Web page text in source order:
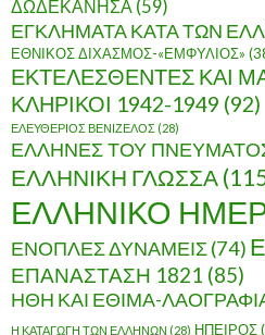
ΔΩΔΕΚΑΝΗΣΑ (59)
ΕΓΚΛΗΜΑΤΑ ΚΑΤΑ ΤΩΝ
ΕΘΝΙΚΟΣ ΔΙΧΑΣΜΟΣ-«ΕΜΦΥΛΙΟΣ»
ΕΚΤΕΛΕΣΘΕΝΤΕΣ ΚΑΙ
ΚΛΗΡΙΚΟΙ 1942-1949 (92)
ΕΛΕΥΘΕΡΙΟΣ ΒΕΝΙΖΕΛΟΣ (28)
ΕΛΛΗΝΕΣ ΤΟΥ
ΕΛΛΗΝΙΚΗ ΓΛΩΣΣΑ
ΕΛΛΗΝΙΚΟ
ΕΝΟΠΛΕΣ ΔΥΝΑΜΕΙΣ(74)
ΕΠΑΝΑΣΤΑΣΗ 1821 (85)
ΗΘΗ ΚΑΙ ΕΘΙΜΑ-
Η ΚΑΤΑΓΩΓΗ ΤΩΝ ΕΛΛΗΝΩΝ (28) ΗΠΕΙΡΟΣ